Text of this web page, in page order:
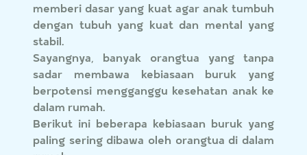
memberi dasar yang kuat agar anak tumbuh
dengan tubuh yang kuat dan mental yang
stabil.
Sayangnya, banyak orangtua yang tanpa
sadar membawa kebiasaan buruk yang
berpotensi mengganggu kesehatan anak ke
dalam rumah.
Berikut ini beberapa kebiasaan buruk yang
paling sering dibawa oleh orangtua di dalam